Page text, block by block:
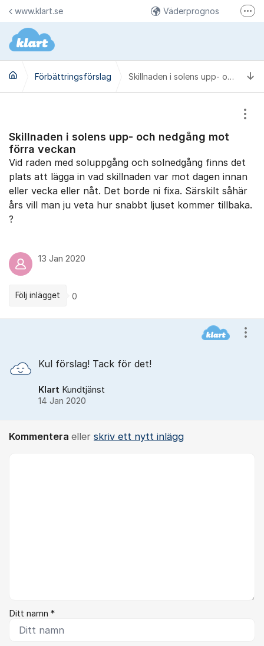
Hoppa till innehåll
www.klart.se Väderprognos
Förbättringsförslag Skillnaden i solens upp- och nedgång mot förra veckan
Skillnaden i solens upp- och nedgång mot
förra veckan
Vid raden med soluppgång och solnedgång finns det
plats att lägga in vad skillnaden var mot dagen innan
eller vecka eller nåt. Det borde ni fixa. Särskilt såhär
års vill man ju veta hur snabbt ljuset kommer tillbaka.
?
13 Jan 2020
Följ inlägget 0
Kul förslag! Tack för det!
Klart Kundtjänst
14 Jan 2020
Kommentera eller skriv ett nytt inlägg
Ditt namn *